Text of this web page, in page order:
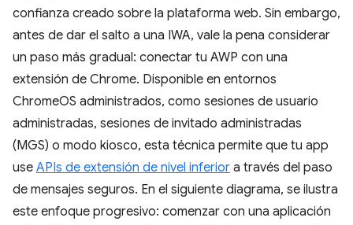
confianza creado sobre la plataforma web. Sin embargo,
antes de dar el salto a una IWA, vale la pena considerar
un paso más gradual: conectar tu AWP con una
extensión de Chrome. Disponible en entornos
ChromeOS administrados, como sesiones de usuario
administradas, sesiones de invitado administradas
(MGS) o modo kiosco, esta técnica permite que tu app
use APIs de extensión de nivel inferior a través del paso
de mensajes seguros. En el siguiente diagrama, se ilustra
este enfoque progresivo: comenzar con una aplicación